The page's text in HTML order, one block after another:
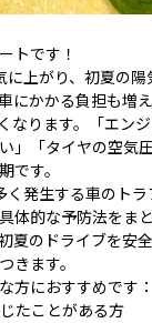
トです！
上がり、初夏の
にかかる負担も増
なります。「エン
」「タイヤの空気
です。
く発生する車のト
体的な予防法をま
夏のドライブを安
きます。
方におすすめです：
たことがある方